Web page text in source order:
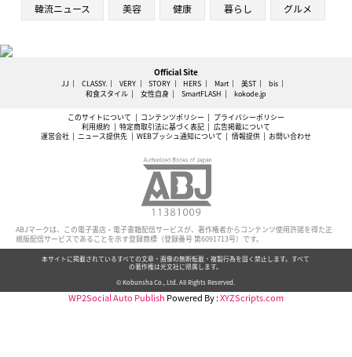
韓流ニュース 美容 健康 暮らし グルメ
Official Site
JJ CLASSY. VERY STORY HERS Mart 美ST
bis
和食スタイル
女性自身 SmartFLASH kokode.jp
このサイトについて コンテンツポリシー
プライバシーポリシー
利用規約
特定商取引法に基づく表記
広告掲載について
運営会社
ニュース提供先 WEBプッシュ通知について 情報提供 お問い合わせ
ABJマークは、この電子書店・電子書籍配信サービスが、著作権者からコンテンツ使用許諾を得た正
規版配信サービスであることを示す登録商標（登録番号 第6091713号）です。
本サイトに掲載されているすべての文章・画像の無断転載・複製行為を固く禁止します。すべて
の著作権は光文社に帰属します。
© Kobunsha Co., Ltd. All Rights Reserved.
WP2Social Auto Publish Powered By :XYZScripts.com